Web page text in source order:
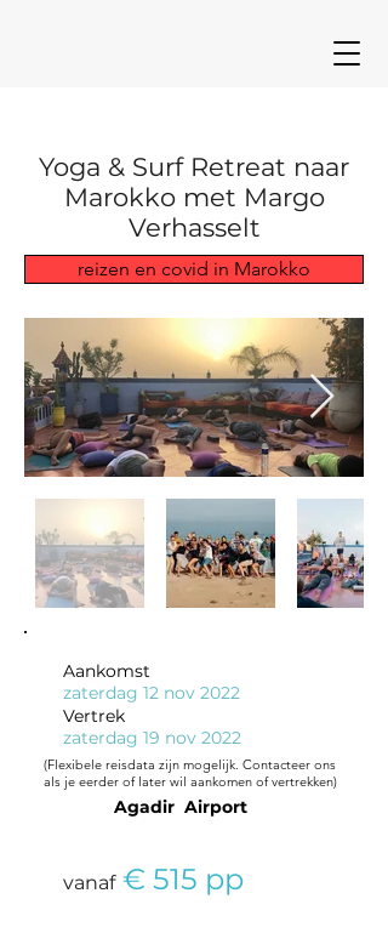
Yoga & Surf Retreat naar
Marokko met Margo
Verhasselt
reizen en covid in Marokko
Aankomst
zaterdag 12 nov 2022
Vertrek
zaterdag 19 nov 2022
(Flexibele reisdata zijn mogelijk. Contacteer ons
als je eerder of later wil aankomen of vertrekken)
Agadir Airport
vanaf € 515 pp